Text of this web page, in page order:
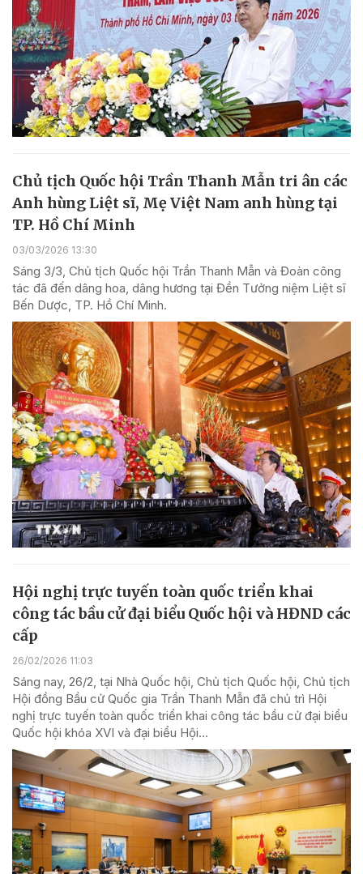
Chủ tịch Quốc hội Trần Thanh Mẫn tri ân các
Anh hùng Liệt sĩ, Mẹ Việt Nam anh hùng tại
TP. Hồ Chí Minh
03/03/2026 13:30
Sáng 3/3, Chủ tịch Quốc hội Trần Thanh Mẫn và Đoàn công
tác đã đến dâng hoa, dâng hương tại Đền Tưởng niệm Liệt sĩ
Bến Dược, TP. Hồ Chí Minh.
Hội nghị trực tuyến toàn quốc triển khai
công tác bầu cử đại biểu Quốc hội và HĐND các
cấp
26/02/2026 11:03
Sáng nay, 26/2, tại Nhà Quốc hội, Chủ tịch Quốc hội, Chủ tịch
Hội đồng Bầu cử Quốc gia Trần Thanh Mẫn đã chủ trì Hội
nghị trực tuyến toàn quốc triển khai công tác bầu cử đại biểu
Quốc hội khóa XVI và đại biểu Hội...